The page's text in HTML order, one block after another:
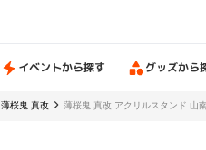
イベントから探す グッズから
薄桜鬼 真改 薄桜鬼 真改 アクリルスタンド 山